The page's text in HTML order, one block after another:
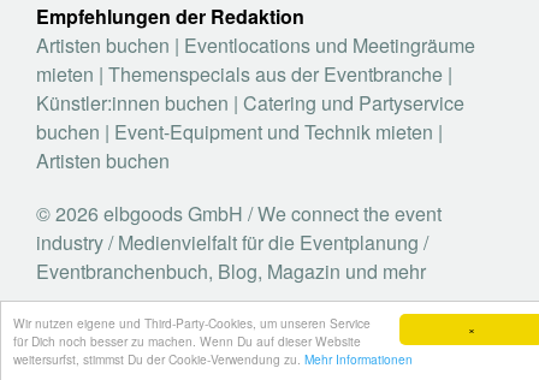
×
Wir nutzen eigene und Third-Party-Cookies, um unseren Service
für Dich noch besser zu machen. Wenn Du auf dieser Website
weitersurfst, stimmst Du der Cookie-Verwendung zu. Mehr Informationen
Empfehlungen der Redaktion
Artisten buchen | Eventlocations und Meetingräume
mieten | Themenspecials aus der Eventbranche |
Künstler:innen buchen | Catering und Partyservice
buchen | Event-Equipment und Technik mieten |
Artisten buchen
© 2026 elbgoods GmbH / We connect the event
industry / Medienvielfalt für die Eventplanung /
Eventbranchenbuch, Blog, Magazin und mehr